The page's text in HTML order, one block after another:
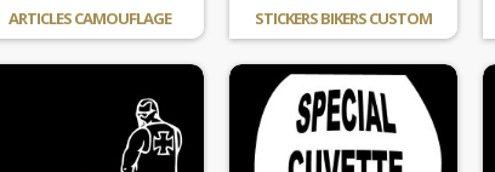
ARTICLES CAMOUFLAGE STICKERS BIKERS CUSTOM